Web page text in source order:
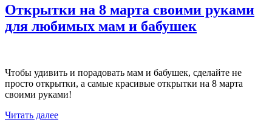
руками:
10
весенних
Открытки на 8 марта своими руками
для любимых мам и бабушек
Чтобы удивить и порадовать мам и бабушек, сделайте не
просто открытки, а самые красивые открытки на 8 марта
своими руками!
Читать далее«Открытки